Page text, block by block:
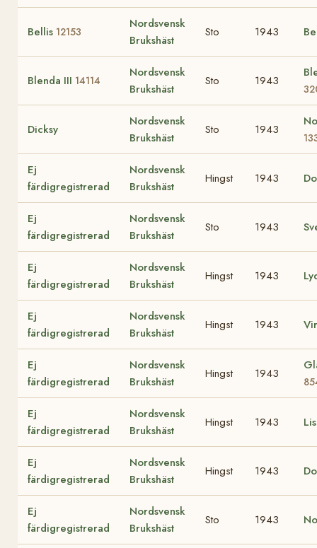
Bellis 12153
Nordsvensk
Brukshäst
Sto 1943
Blenda III 14114
Nordsvensk
Brukshäst
Sto 1943
Dicksy
Nordsvensk
Brukshäst
Sto 1943
Ej
färdigregistrerad
Nordsvensk
Brukshäst
Hingst 1943
Ej
färdigregistrerad
Nordsvensk
Brukshäst
Sto 1943
Ej
färdigregistrerad
Nordsvensk
Brukshäst
Hingst 1943
Ej
färdigregistrerad
Nordsvensk
Brukshäst
Hingst 1943
Ej
färdigregistrerad
Nordsvensk
Brukshäst
Hingst 1943
Ej
färdigregistrerad
Nordsvensk
Brukshäst
Hingst 1943
Ej
färdigregistrerad
Nordsvensk
Brukshäst
Hingst 1943
Ej
färdigregistrerad
Nordsvensk
Brukshäst
Sto 1943